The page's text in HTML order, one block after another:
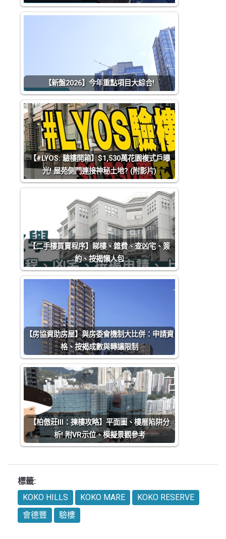
【新盤2026】今年重點項目大綜合!
【#LYOS: 驗樓開箱】$1,530萬花園複式戶曝
光! 屋苑側門連接神秘土地? (附影片)
【二手樓買賣程序】睇樓、雜費、查凶宅、簽
約、按揭懶人包
【房協資助房屋】與房委會機制大比併：申請資
格、按揭成數與轉讓限制
【柏傲莊III：揀樓攻略】平面圖、樓層陷阱分
析! 附VR示位、模擬景觀參考
標籤:
KOKO HILLS
KOKO MARE
KOKO RESERVE
會德豐
驗樓